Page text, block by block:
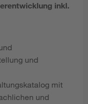
inkl.
und
mit
und